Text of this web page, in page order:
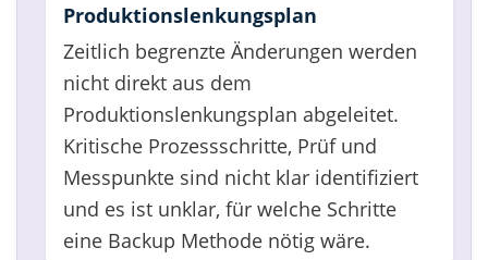
Produktionslenkungsplan
Zeitlich begrenzte Änderungen werden
nicht direkt aus dem
Produktionslenkungsplan abgeleitet.
Kritische Prozessschritte, Prüf und
Messpunkte sind nicht klar identifiziert
und es ist unklar, für welche Schritte
eine Backup Methode nötig wäre.